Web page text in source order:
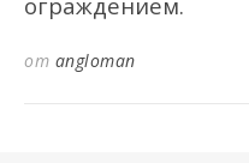
от angloman